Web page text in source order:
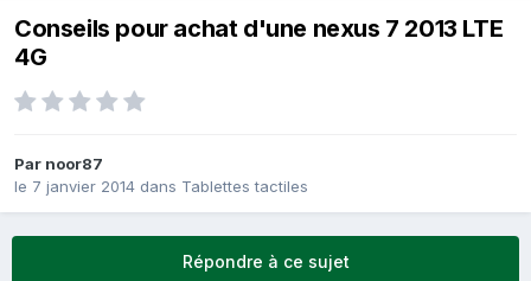
Conseils pour achat d'une nexus 7 2013 LTE
4G
Par noor87
le 7 janvier 2014 dans Tablettes tactiles
Répondre à ce sujet